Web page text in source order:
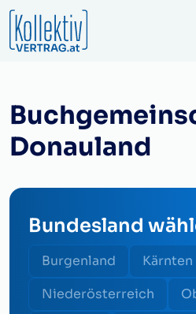
Donauland
Bundesland
Burgenland
Kärnten
Niederösterreich